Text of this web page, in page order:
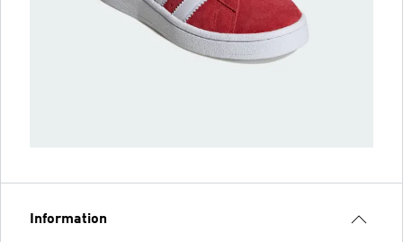
Information